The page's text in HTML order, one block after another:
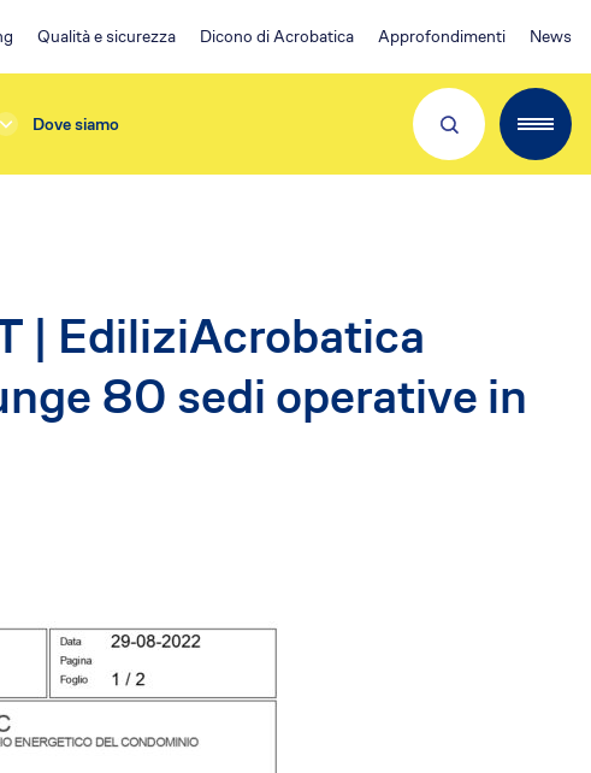
Qualità e sicurezza Dicono di Acrobatica Approfondimenti News
di EA
20121, Milano
Dove siamo
| EdiliziAcrobatica
80 sedi operative in